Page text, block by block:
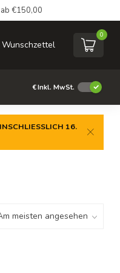
€150,00
Wunschzettel
0
€Inkl. MwSt.
16.